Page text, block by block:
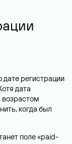
регистрации
дата
возрастом
когда был
поле «paid-